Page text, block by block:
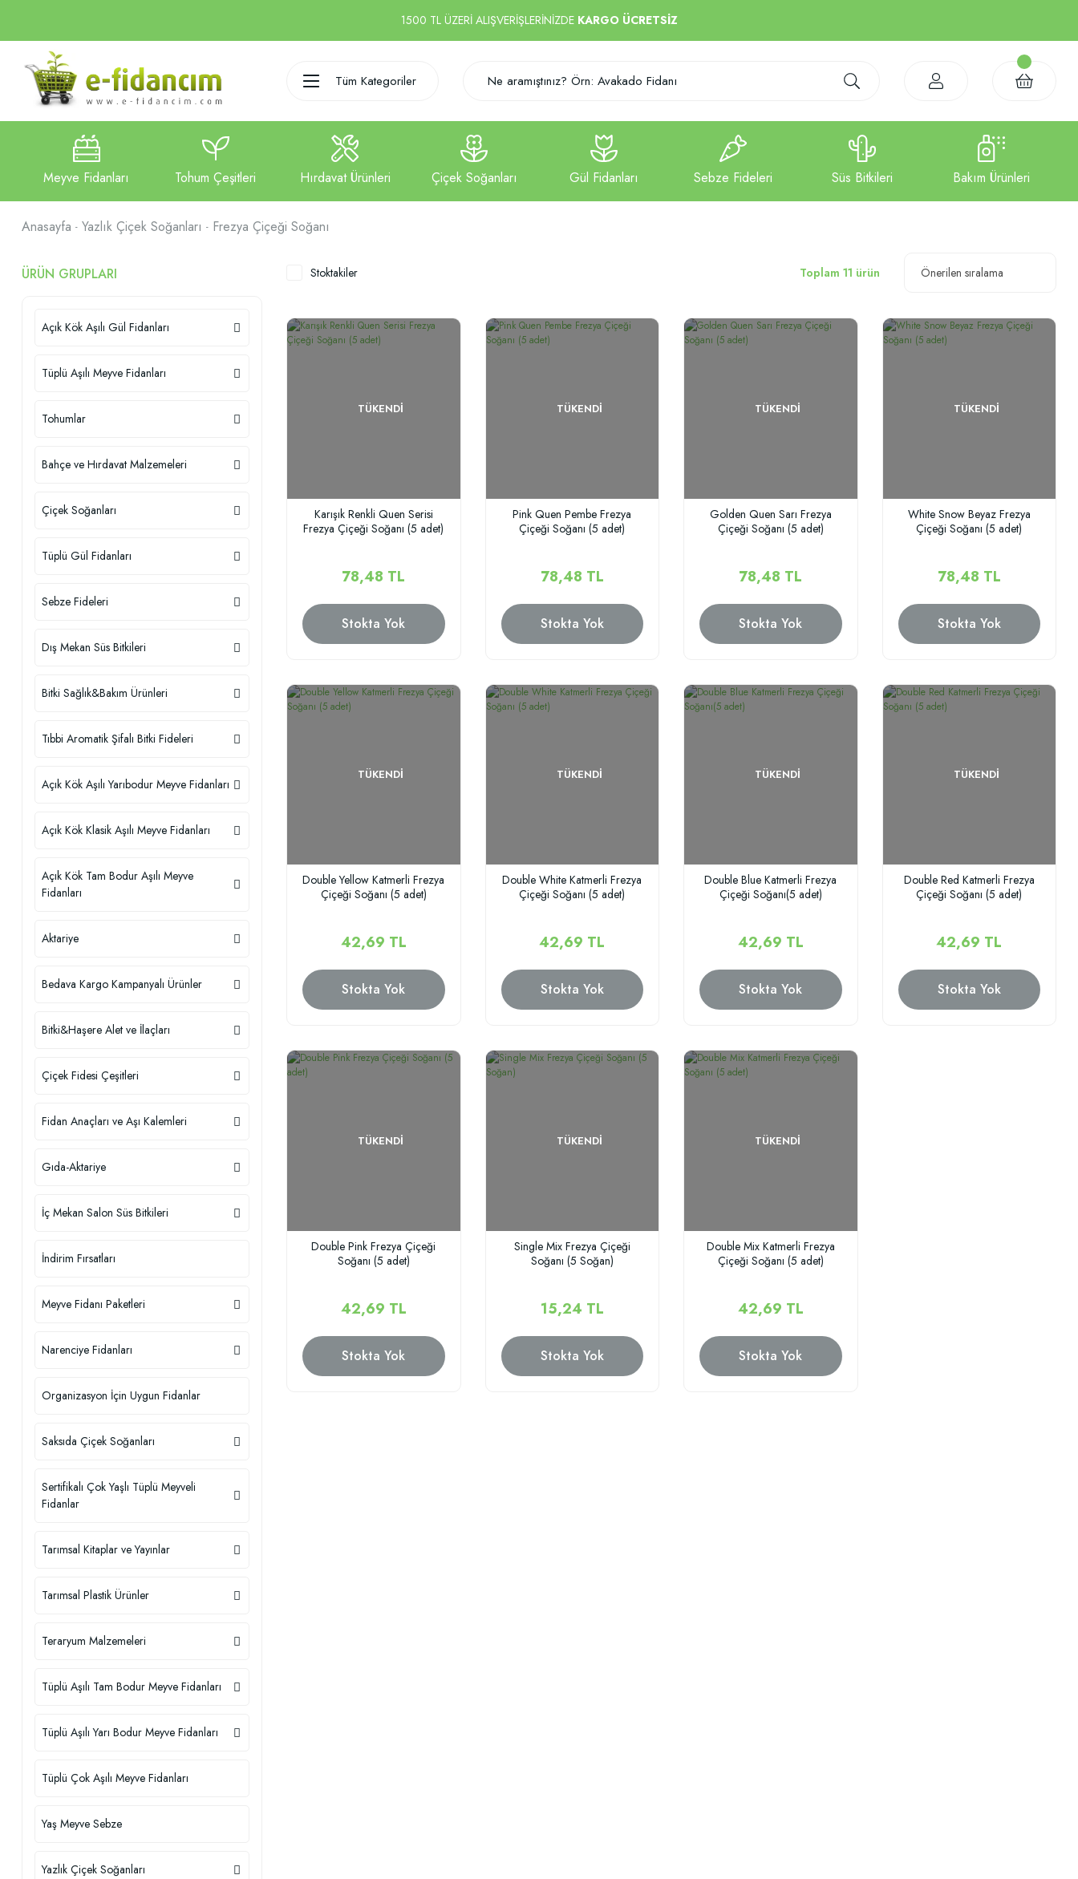
1500 TL ÜZERİ ALIŞVERİŞLERİNİZDE KARGO ÜCRETSİZ
Tüm Kategoriler
Anasayfa Yazlık Çiçek Soğanları Frezya Çiçeği Soğanı
ÜRÜN GRUPLARI
Açık Kök Aşılı Gül Fidanları
Tüplü Aşılı Meyve Fidanları
Tohumlar
Bahçe ve Hırdavat Malzemeleri
Çiçek Soğanları
Tüplü Gül Fidanları
Sebze Fideleri
Dış Mekan Süs Bitkileri
Bitki Sağlık&Bakım Ürünleri
Tıbbi Aromatik Şifalı Bitki Fideleri
Açık Kök Aşılı Yarıbodur Meyve Fidanları
Açık Kök Klasik Aşılı Meyve Fidanları
Açık Kök Tam Bodur Aşılı Meyve
Fidanları
Aktariye
Bedava Kargo Kampanyalı Ürünler
Bitki&Haşere Alet ve İlaçları
Çiçek Fidesi Çeşitleri
Fidan Anaçları ve Aşı Kalemleri
Gıda-Aktariye
İç Mekan Salon Süs Bitkileri
İndirim Fırsatları
Meyve Fidanı Paketleri
Narenciye Fidanları
Organizasyon İçin Uygun Fidanlar
Saksıda Çiçek Soğanları
Sertifikalı Çok Yaşlı Tüplü Meyveli
Fidanlar
Tarımsal Kitaplar ve Yayınlar
Tarımsal Plastik Ürünler
Teraryum Malzemeleri
Tüplü Aşılı Tam Bodur Meyve Fidanları
Tüplü Aşılı Yarı Bodur Meyve Fidanları
Tüplü Çok Aşılı Meyve Fidanları
Yaş Meyve Sebze
Yazlık Çiçek Soğanları
Stoktakiler Toplam 11 ürün
TÜKENDI
Karışık Renkli Quen Serisi
Frezya Çiçeği Soğanı (5 adet)
78,48 TL
Stokta Yok
TÜKENDI
Pink Quen Pembe Frezya
Çiçeği Soğanı (5 adet)
78,48 TL
Stokta Yok
TÜKENDI
Golden Quen Sarı Frezya
Çiçeği Soğanı (5 adet)
78,48 TL
Stokta Yok
TÜKENDI
White Snow Beyaz Frezya
Çiçeği Soğanı (5 adet)
78,48 TL
Stokta Yok
TÜKENDI
Double Yellow Katmerli Frezya
Çiçeği Soğanı (5 adet)
42,69 TL
Stokta Yok
TÜKENDI
Double White Katmerli Frezya
Çiçeği Soğanı (5 adet)
42,69 TL
Stokta Yok
TÜKENDI
Double Blue Katmerli Frezya
Çiçeği Soğanı(5 adet)
42,69 TL
Stokta Yok
TÜKENDI
Double Red Katmerli Frezya
Çiçeği Soğanı (5 adet)
42,69 TL
Stokta Yok
TÜKENDI
Double Pink Frezya Çiçeği
Soğanı (5 adet)
42,69 TL
Stokta Yok
TÜKENDI
Single Mix Frezya Çiçeği
Soğanı (5 Soğan)
15,24 TL
Stokta Yok
TÜKENDI
Double Mix Katmerli Frezya
Çiçeği Soğanı (5 adet)
42,69 TL
Stokta Yok